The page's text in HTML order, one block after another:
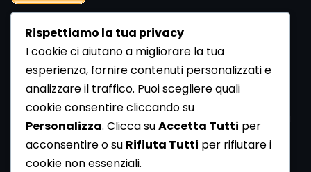
Newsletter
Se vuoi ricevere la Rivista gratuita di archeologia realizzata
dalla Redazione di ArcheoMedia iscriviti alla nostra
Newsletter [Clicca Qui]
Rispettiamo la tua privacy
I cookie ci aiutano a migliorare la tua
esperienza, fornire contenuti personalizzati e
analizzare il traffico. Puoi scegliere quali
cookie consentire cliccando su
Personalizza. Clicca suAccetta Tutti per
acconsentire o su Rifiuta Tutti per rifiutare i
cookie non essenziali.